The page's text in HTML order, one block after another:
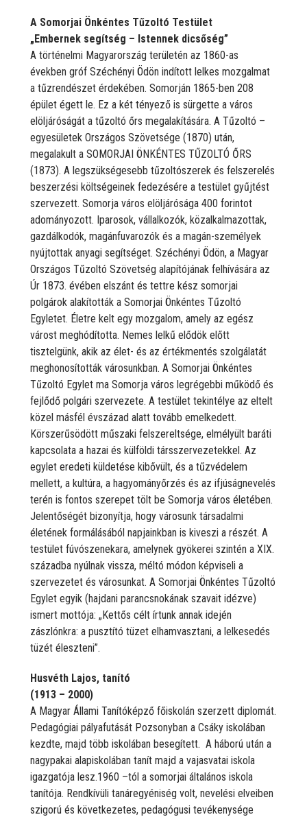
A Somorjai Önkéntes Tűzoltó Testület
„Embernek segítség – Istennek dicsőség”
A történelmi Magyarország területén az 1860-as
években gróf Széchényi Ödön indított lelkes mozgalmat
a tűzrendészet érdekében. Somorján 1865-ben 208
épület égett le. Ez a két tényező is sürgette a város
elöljáróságát a tűzoltó őrs megalakítására. A Tűzoltó –
egyesületek Országos Szövetsége (1870) után,
megalakult a SOMORJAI ÖNKÉNTES TŰZOLTÓ ŐRS
(1873). A legszükségesebb tűzoltószerek és felszerelés
beszerzési költségeinek fedezésére a testület gyűjtést
szervezett. Somorja város elöljárósága 400 forintot
adományozott. Iparosok, vállalkozók, közalkalmazottak,
gazdálkodók, magánfuvarozók és a magán-személyek
nyújtottak anyagi segítséget. Széchényi Ödön, a Magyar
Országos Tűzoltó Szövetség alapítójának felhívására az
Úr 1873. évében elszánt és tettre kész somorjai
polgárok alakították a Somorjai Önkéntes Tűzoltó
Egyletet. Életre kelt egy mozgalom, amely az egész
várost meghódította. Nemes lelkű elődök előtt
tisztelgünk, akik az élet- és az értékmentés szolgálatát
meghonosították városunkban. A Somorjai Önkéntes
Tűzoltó Egylet ma Somorja város legrégebbi működő és
fejlődő polgári szervezete. A testület tekintélye az eltelt
közel másfél évszázad alatt tovább emelkedett.
Körszerűsödött műszaki felszereltsége, elmélyült baráti
kapcsolata a hazai és külföldi társszervezetekkel. Az
egylet eredeti küldetése kibővült, és a tűzvédelem
mellett, a kultúra, a hagyományőrzés és az ifjúságnevelés
terén is fontos szerepet tölt be Somorja város életében.
Jelentőségét bizonyítja, hogy városunk társadalmi
életének formálásából napjainkban is kiveszi a részét. A
testület fúvószenekara, amelynek gyökerei szintén a XIX.
századba nyúlnak vissza, méltó módon képviseli a
szervezetet és városunkat. A Somorjai Önkéntes Tűzoltó
Egylet egyik (hajdani parancsnokának szavait idézve)
ismert mottója: „Kettős célt írtunk annak idején
zászlónkra: a pusztító tüzet elhamvasztani, a lelkesedés
tüzét éleszteni”.
Husvéth Lajos, tanító
(1913 – 2000)
A Magyar Állami Tanítóképző főiskolán szerzett diplomát.
Pedagógiai pályafutását Pozsonyban a Csáky iskolában
kezdte, majd több iskolában besegített. A háború után a
nagypakai alapiskolában tanít majd a vajasvatai iskola
igazgatója lesz.1960 –tól a somorjai általános iskola
tanítója. Rendkívüli tanáregyéniség volt, nevelési elveiben
szigorú és következetes, pedagógusi tevékenysége